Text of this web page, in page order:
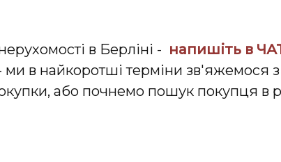
в Берліні - напишіть в
ми в найкоротші терміни зв'яжемося
або почнемо пошук покупця в